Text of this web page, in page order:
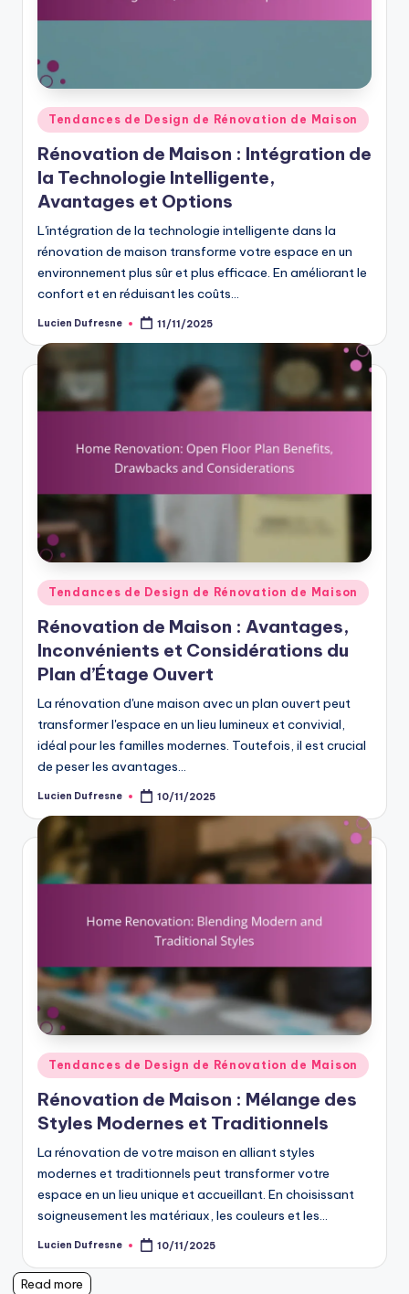
Posted
in
Tendances de Design de Rénovation de Maison
Rénovation de Maison : Intégration de
la Technologie Intelligente,
Avantages et Options
L'intégration de la technologie intelligente dans la
rénovation de maison transforme votre espace en un
environnement plus sûr et plus efficace. En améliorant le
confort et en réduisant les coûts…
Posted
Lucien Dufresne 11/11/2025
Posted
in
Tendances de Design de Rénovation de Maison
Rénovation de Maison : Avantages,
Inconvénients et Considérations du
Plan d’Étage Ouvert
La rénovation d'une maison avec un plan ouvert peut
transformer l'espace en un lieu lumineux et convivial,
idéal pour les familles modernes. Toutefois, il est crucial
de peser les avantages…
Posted
Lucien Dufresne 10/11/2025
Posted
in
Tendances de Design de Rénovation de Maison
Rénovation de Maison : Mélange des
Styles Modernes et Traditionnels
La rénovation de votre maison en alliant styles
modernes et traditionnels peut transformer votre
espace en un lieu unique et accueillant. En choisissant
soigneusement les matériaux, les couleurs et les…
Posted
Lucien Dufresne 10/11/2025
Read more